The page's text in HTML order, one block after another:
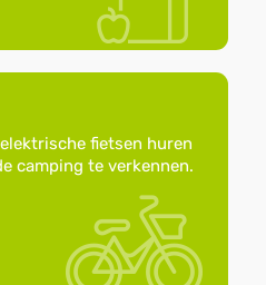
fietsen huren
camping te verkennen.